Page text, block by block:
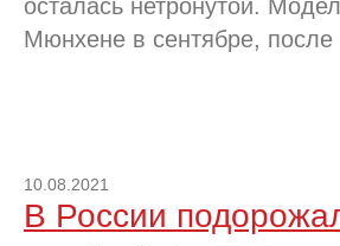
осталась нетронутой.
Мюнхене в сентябре, после
10.08.2021
В России